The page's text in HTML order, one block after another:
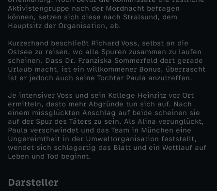
Aktivistengruppe nach der Mordnacht befragen
können, setzen sich diese nach Stralsund, dem
Hauptsitz der Organisation, ab.
Kurzerhand beschließt Richard Voss, selbst an die
Ostsee zu reisen, wo alle Spuren zusammen zu laufen
scheinen. Dass Dr. Franziska Sommerfeld dort gerade
Urlaub macht, ist ein willkommener Bonus, überrascht
ist er jedoch auch seine Tochter Paula anzutreffen.
Je intensiver Voss und sein Kollege Heinritz vor Ort
ermitteln, desto mehr Abgründe tun sich auf. Nach
einem missglückten Anschlag auf beide scheinen sie
auf der Spur des Täters zu sein. Als Alina verunglückt,
Paula verschwindet und das Team in München eine
Ungereimtheit in der Umweltorganisation feststellt,
wendet sich schlagartig das Blatt und ein Wettlauf auf
Leben und Tod beginnt.
Darsteller